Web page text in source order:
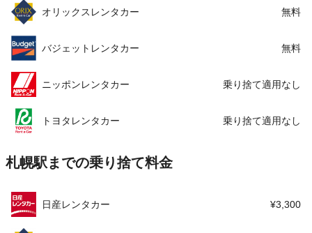
オリックスレンタカー 無料
バジェットレンタカー 無料
ニッポンレンタカー 乗り捨て適用なし
トヨタレンタカー 乗り捨て適用なし
札幌駅までの乗り捨て料金
日産レンタカー ¥3,300